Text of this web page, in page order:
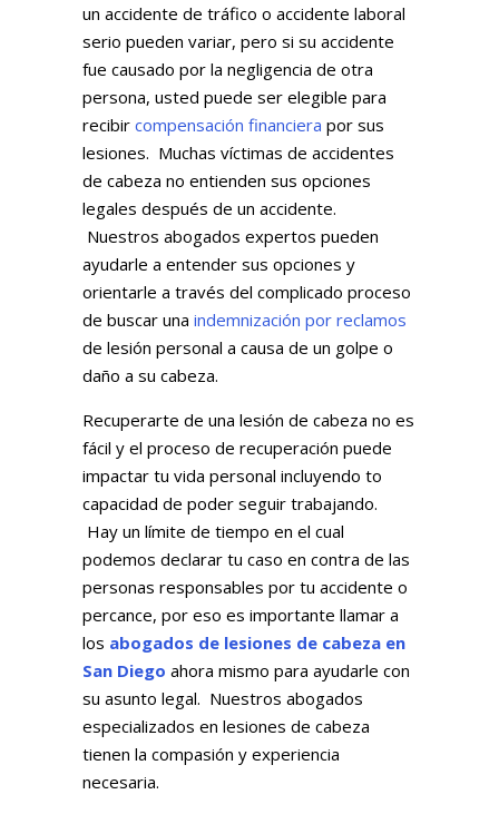
un accidente de tráfico o accidente laboral
serio pueden variar, pero si su accidente
fue causado por la negligencia de otra
persona, usted puede ser elegible para
recibir compensación financiera por sus
lesiones. Muchas víctimas de accidentes
de cabeza no entienden sus opciones
legales después de un accidente.
Nuestros abogados expertos pueden
ayudarle a entender sus opciones y
orientarle a través del complicado proceso
de buscar una indemnización por reclamos
de lesión personal a causa de un golpe o
daño a su cabeza.
Recuperarte de una lesión de cabeza no es
fácil y el proceso de recuperación puede
impactar tu vida personal incluyendo to
capacidad de poder seguir trabajando.
Hay un límite de tiempo en el cual
podemos declarar tu caso en contra de las
personas responsables por tu accidente o
percance, por eso es importante llamar a
los abogados de lesiones de cabeza en
San Diego ahora mismo para ayudarle con
su asunto legal. Nuestros abogados
especializados en lesiones de cabeza
tienen la compasión y experiencia
necesaria.